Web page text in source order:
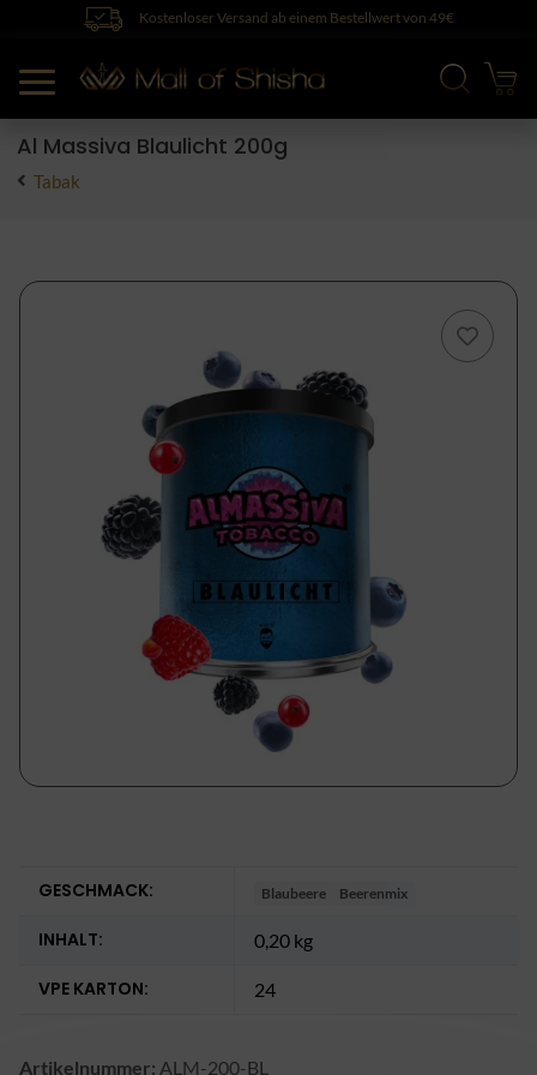
Kostenloser Versand ab einem Bestellwert von 49€
Al Massiva Blaulicht 200g
Tabak
GESCHMACK: Blaubeere Beerenmix
INHALT: 0,20 kg
VPE KARTON: 24
Artikelnummer: ALM-200-BL